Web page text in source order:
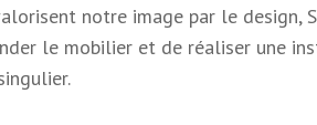
notre image par le design,
le mobilier et de réaliser une